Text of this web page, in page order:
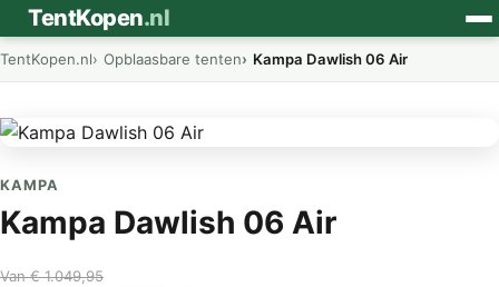
TentKopen.nl
TentKopen.nl Opblaasbare tenten Kampa Dawlish 06 Air
KAMPA
Kampa Dawlish 06 Air
Van € 1.049,95